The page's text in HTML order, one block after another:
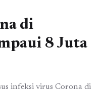
di
8 Juta
infeksi virus Corona di